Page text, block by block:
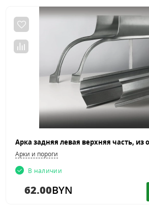
Арки и пороги
В наличии
62.00BYN